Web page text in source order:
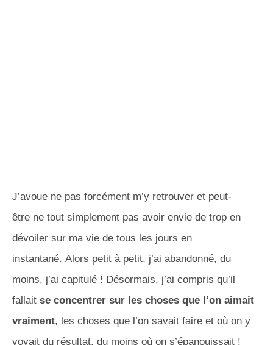
J’avoue ne pas forcément m’y retrouver et peut-
être ne tout simplement pas avoir envie de trop en
dévoiler sur ma vie de tous les jours en
instantané. Alors petit à petit, j’ai abandonné, du
moins, j’ai capitulé ! Désormais, j’ai compris qu’il
fallait se concentrer sur les choses que l’on aimait
vraiment, les choses que l’on savait faire et où on y
voyait du résultat, du moins où on s’épanouissait !